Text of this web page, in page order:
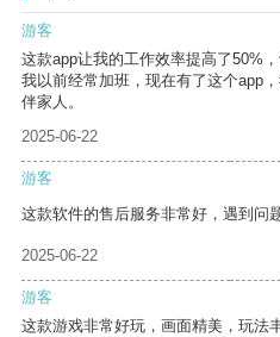
游客
这款app让我的工作效率提高了50%
我以前经常加班，现在有了这个app
伴家人。
2025-06-22
游客
这款软件的售后服务非常好，遇到问
2025-06-22
游客
这款游戏非常好玩，画面精美，玩法